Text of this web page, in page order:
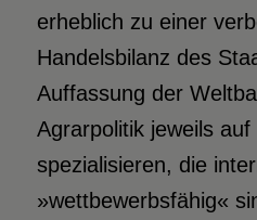
erheblich zu einer
Handelsbilanz des
Auffassung der
Agrarpolitik jeweils
spezialisieren, die
»wettbewerbsfähig«